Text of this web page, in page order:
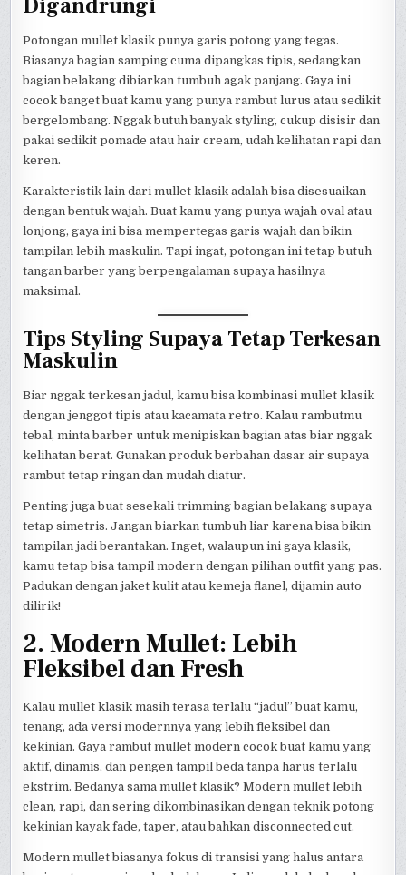
Digandrungi
Potongan mullet klasik punya garis potong yang tegas.
Biasanya bagian samping cuma dipangkas tipis, sedangkan
bagian belakang dibiarkan tumbuh agak panjang. Gaya ini
cocok banget buat kamu yang punya rambut lurus atau sedikit
bergelombang. Nggak butuh banyak styling, cukup disisir dan
pakai sedikit pomade atau hair cream, udah kelihatan rapi dan
keren.
Karakteristik lain dari mullet klasik adalah bisa disesuaikan
dengan bentuk wajah. Buat kamu yang punya wajah oval atau
lonjong, gaya ini bisa mempertegas garis wajah dan bikin
tampilan lebih maskulin. Tapi ingat, potongan ini tetap butuh
tangan barber yang berpengalaman supaya hasilnya
maksimal.
Tips Styling Supaya Tetap Terkesan
Maskulin
Biar nggak terkesan jadul, kamu bisa kombinasi mullet klasik
dengan jenggot tipis atau kacamata retro. Kalau rambutmu
tebal, minta barber untuk menipiskan bagian atas biar nggak
kelihatan berat. Gunakan produk berbahan dasar air supaya
rambut tetap ringan dan mudah diatur.
Penting juga buat sesekali trimming bagian belakang supaya
tetap simetris. Jangan biarkan tumbuh liar karena bisa bikin
tampilan jadi berantakan. Inget, walaupun ini gaya klasik,
kamu tetap bisa tampil modern dengan pilihan outfit yang pas.
Padukan dengan jaket kulit atau kemeja flanel, dijamin auto
dilirik!
2. Modern Mullet: Lebih
Fleksibel dan Fresh
Kalau mullet klasik masih terasa terlalu “jadul” buat kamu,
tenang, ada versi modernnya yang lebih fleksibel dan
kekinian. Gaya rambut mullet modern cocok buat kamu yang
aktif, dinamis, dan pengen tampil beda tanpa harus terlalu
ekstrim. Bedanya sama mullet klasik? Modern mullet lebih
clean, rapi, dan sering dikombinasikan dengan teknik potong
kekinian kayak fade, taper, atau bahkan disconnected cut.
Modern mullet biasanya fokus di transisi yang halus antara